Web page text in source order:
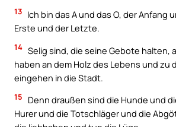
13 Ich bin das A und das O, der Anfang
Erste und der Letzte.
14 Selig sind, die seine Gebote halten,
haben an dem Holz des Lebens und zu
eingehen in die Stadt.
15
Denn draußen sind die Hunde und
Hurer und die Totschläger und die